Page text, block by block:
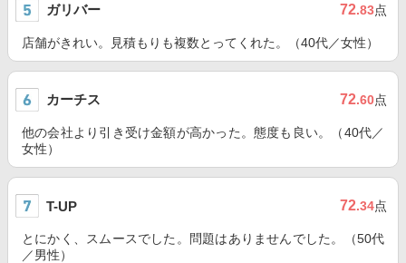
ガリバー 72.83点
店舗がきれい。見積もりも複数とってくれた。（40代／女性）
カーチス 72.60点
他の会社より引き受け金額が高かった。態度も良い。（40代／
女性）
T-UP 72.34点
とにかく、スムースでした。問題はありませんでした。（50代
／男性）